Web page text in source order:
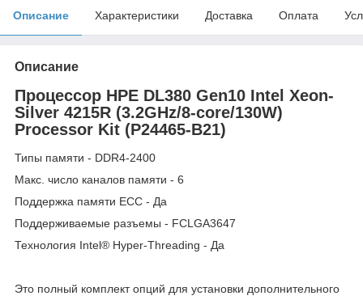
Описание Характеристики Доставка Оплата
Описание
Процессор HPE DL380 Gen10 Intel Xeon-
Silver 4215R (3.2GHz/8-core/130W)
Processor Kit (P24465-B21)
Типы памяти - DDR4-2400
Макс. число каналов памяти - 6
Поддержка памяти ECC - Да
Поддерживаемые разъемы - FCLGA3647
Технология Intel® Hyper-Threading - Да
Это полный комплект опций для установки дополнительного